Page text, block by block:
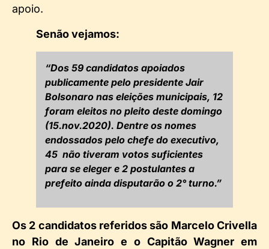
apoio.
Senão vejamos:
“Dos 59 candidatos apoiados
publicamente pelo presidente Jair
Bolsonaro nas eleições municipais, 12
foram eleitos no pleito deste domingo
(15.nov.2020). Dentre os nomes
endossados pelo chefe do executivo,
45 não tiveram votos suficientes
para se eleger e 2 postulantes a
prefeito ainda disputarão o 2° turno.”
Os 2 candidatos referidos são Marcelo Crivella
no Rio de Janeiro e o Capitão Wagner em